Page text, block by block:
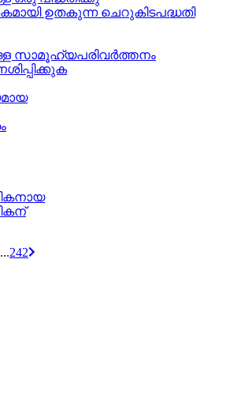
ഉതകുന്ന ചെറുകിടപദ്ധതി
സാമൂഹ്യപരിവര്‍ത്തനം
...242